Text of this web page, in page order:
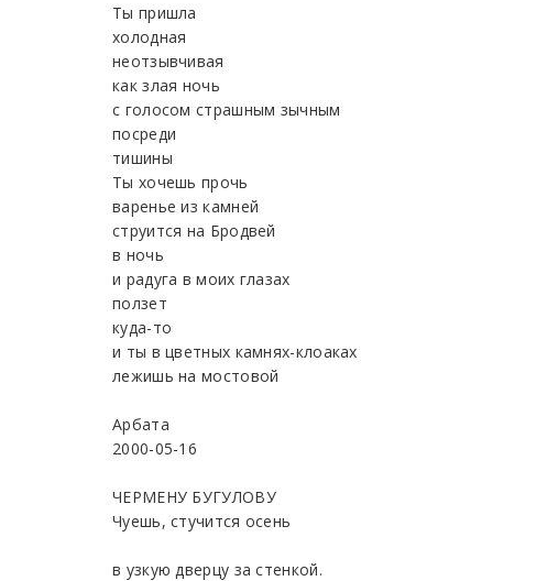
Ты пришла
холодная
неотзывчивая
как злая ночь
с голосом страшным зычным
посреди
тишины
Ты хочешь прочь
варенье из камней
струится на Бродвей
в ночь
и радуга в моих глазах
ползет
куда-то
и ты в цветных камнях-клоаках
лежишь на мостовой
Арбата
2000-05-16
ЧЕРМЕНУ БУГУЛОВУ
Чуешь, стучится осень
в узкую дверцу за стенкой.